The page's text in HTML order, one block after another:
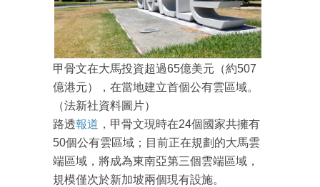
甲骨文在大馬投資超過65億美元（約507
億港元），在當地建立首個公有雲區域。
（法新社資料圖片）
路透報道 ，甲骨文現時在24個國家共擁有
50個公有雲區域；目前正在規劃的大馬雲
端區域，將成為東南亞第三個雲端區域，
規模僅次於新加坡兩個現有設施。